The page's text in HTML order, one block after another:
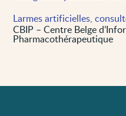
Larmes artificielles,
CBIP – Centre Belge
Pharmacothérapeutique